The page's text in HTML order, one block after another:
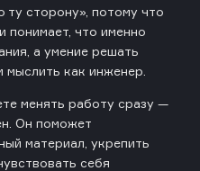
ту сторону», потому что
понимает, что именно
а умение решать
как инженер.
менять работу сразу —
Он поможет
материал, укрепить
себя